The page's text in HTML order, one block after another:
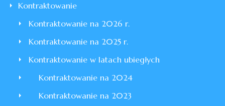
Kontraktowanie
Kontraktowanie na 2026 r.
Kontraktowanie na 2025 r.
Kontraktowanie w latach ubiegłych
Kontraktowanie na 2024
Kontraktowanie na 2023